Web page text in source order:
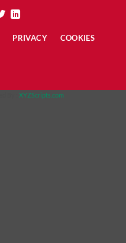
PRIVACY COOKIES
XYZScripts.com